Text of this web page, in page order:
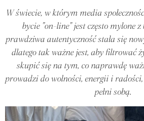
W świecie, w którym media
bycie "on-line" jest często mylone z
prawdziwa autentyczność stała się
dlatego tak ważne jest, aby filtrować
skupić się na tym, co naprawdę
prowadzi do wolności, energii i
pełni sobą.